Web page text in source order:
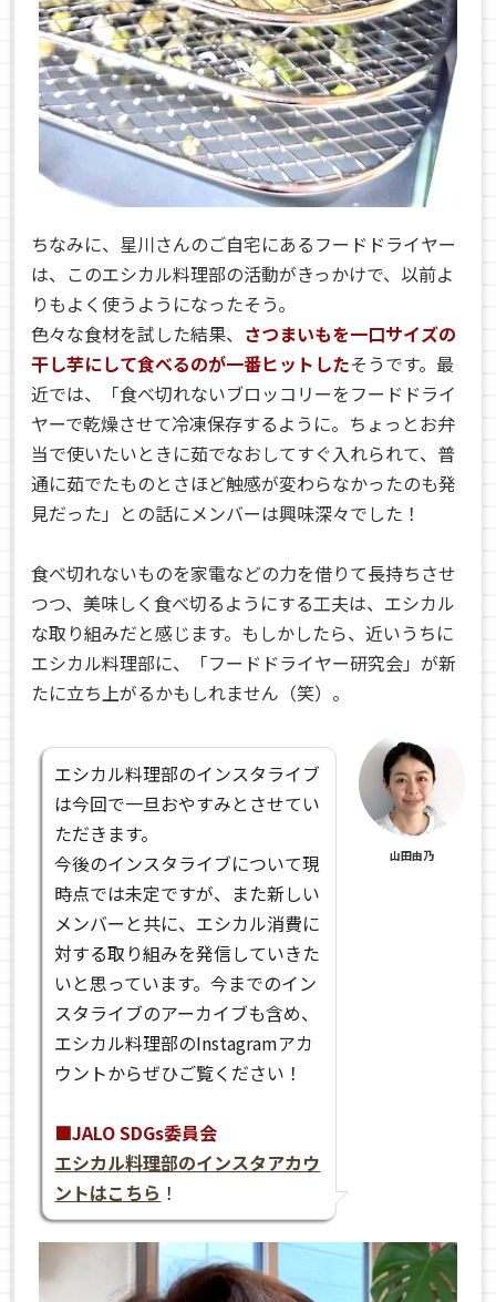
ちなみに、星川さんのご自宅にあるフードドライヤー
は、このエシカル料理部の活動がきっかけで、以前よ
りもよく使うようになったそう。
色々な食材を試した結果、 さつまいもを一口サイズの
干し芋にして食べるのが一番ヒットしたそうです。最
近では、「食べ切れないブロッコリーをフードドライ
ヤーで乾燥させて冷凍保存するように。ちょっとお弁
当で使いたいときに茹でなおしてすぐ入れられて、普
通に茹でたものとさほど触感が変わらなかったのも発
見だった」との話にメンバーは興味深々でした！
食べ切れないものを家電などの力を借りて長持ちさせ
つつ、美味しく食べ切るようにする工夫は、エシカル
な取り組みだと感じます。もしかしたら、近いうちに
エシカル料理部に、「フードドライヤー研究会」が新
たに立ち上がるかもしれません（笑）。
エシカル料理部のインスタライブ
は今回で一旦おやすみとさせてい
ただきます。
今後のインスタライブについて現
時点では未定ですが、また新しい
メンバーと共に、エシカル消費に
対する取り組みを発信していきた
いと思っています。今までのイン
スタライブのアーカイブも含め、
エシカル料理部のInstagramアカ
ウントからぜひご覧ください！
■JALO SDGs委員会
エシカル料理部のインスタアカウ
ントはこちら ！
山田由乃